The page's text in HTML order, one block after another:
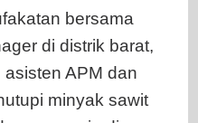
bersama
di distrik barat,
APM dan
minyak sawit